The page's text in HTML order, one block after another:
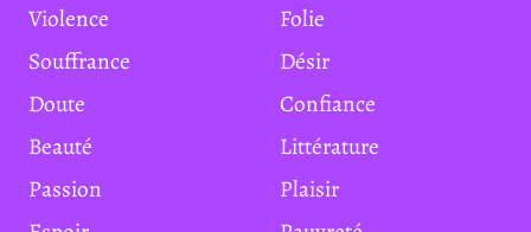
Violence
Folie
Souffrance
Désir
Doute
Confiance
Beauté
Littérature
Passion
Plaisir